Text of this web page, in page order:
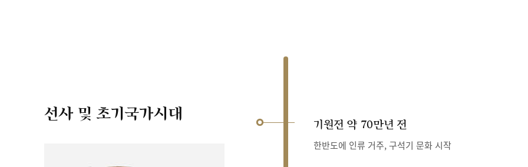
선사 및 초기국가시대
기원전 약 70만년 전
한반도에 인류 거주, 구석기 문화 시작